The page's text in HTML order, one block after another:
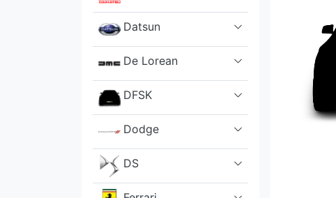
Datsun
De Lorean
DFSK
Dodge
DS